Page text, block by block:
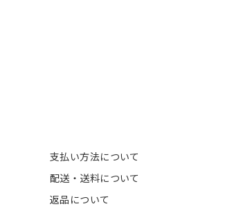
支払い方法について
配送・送料について
返品について